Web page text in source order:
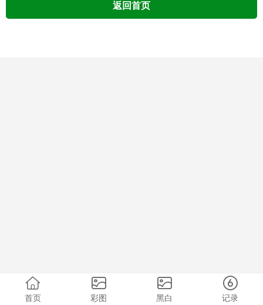
返回首页
首页 彩图 黑白 记录